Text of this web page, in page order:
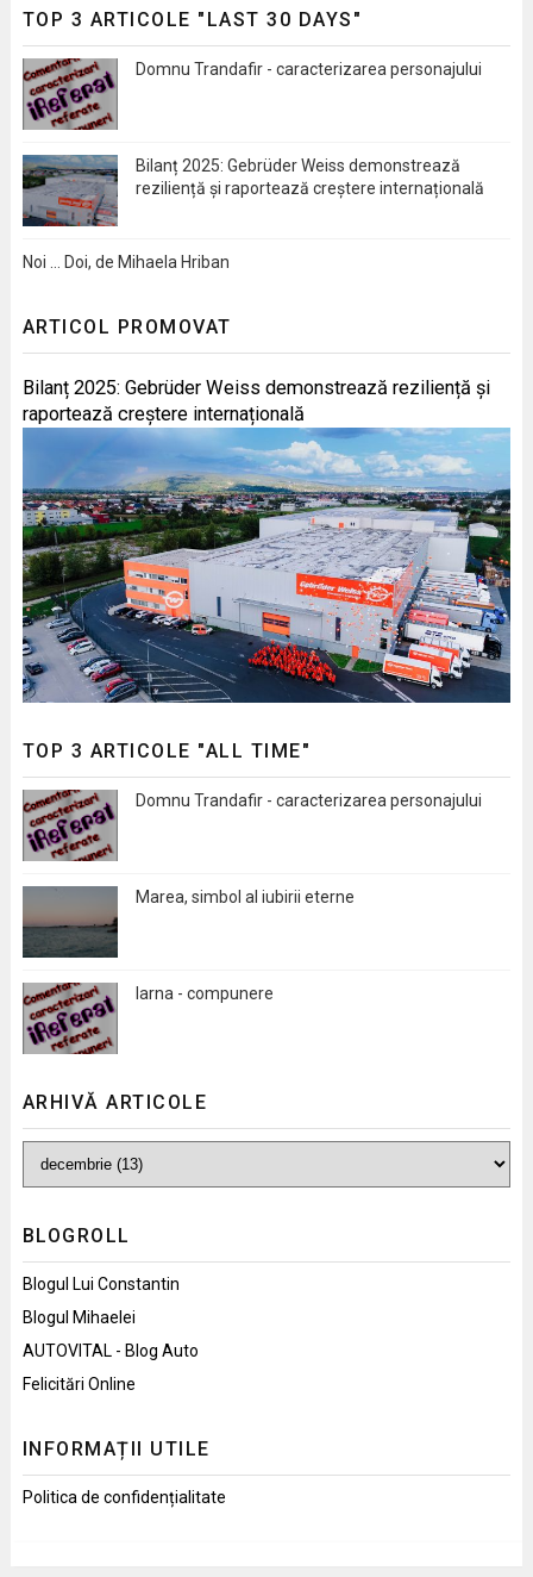
TOP 3 ARTICOLE "LAST 30 DAYS"
Domnu Trandafir - caracterizarea personajului
Bilanț 2025: Gebrüder Weiss demonstrează
reziliență și raportează creștere internațională
Noi … Doi, de Mihaela Hriban
ARTICOL PROMOVAT
Bilanț 2025: Gebrüder Weiss demonstrează reziliență și
raportează creștere internațională
TOP 3 ARTICOLE "ALL TIME"
Domnu Trandafir - caracterizarea personajului
Marea, simbol al iubirii eterne
Iarna - compunere
ARHIVĂ ARTICOLE
BLOGROLL
Blogul Lui Constantin
Blogul Mihaelei
AUTOVITAL - Blog Auto
Felicitări Online
INFORMAȚII UTILE
Politica de confidențialitate